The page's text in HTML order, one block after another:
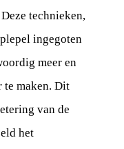
technieken,
ingegoten
meer en
te maken. Dit
van de
het